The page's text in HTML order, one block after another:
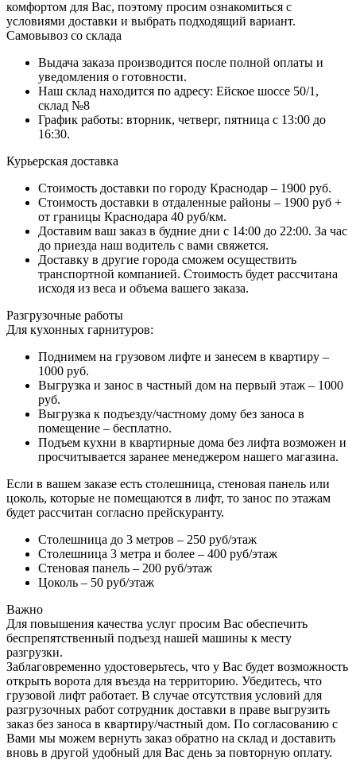
комфортом для Вас, поэтому просим ознакомиться с
условиями доставки и выбрать подходящий вариант.
Самовывоз со склада
Выдача заказа производится после полной оплаты и
уведомления о готовности.
Наш склад находится по адресу: Ейское шоссе 50/1,
склад №8
График работы: вторник, четверг, пятница с 13:00 до
16:30.
Курьерская доставка
Стоимость доставки по городу Краснодар – 1900 руб.
Стоимость доставки в отдаленные районы – 1900 руб +
от границы Краснодара 40 руб/км.
Доставим ваш заказ в будние дни с 14:00 до 22:00. За час
до приезда наш водитель с вами свяжется.
Доставку в другие города сможем осуществить
транспортной компанией. Стоимость будет рассчитана
исходя из веса и объема вашего заказа.
Разгрузочные работы
Для кухонных гарнитуров:
Поднимем на грузовом лифте и занесем в квартиру –
1000 руб.
Выгрузка и занос в частный дом на первый этаж – 1000
руб.
Выгрузка к подъезду/частному дому без заноса в
помещение – бесплатно.
Подъем кухни в квартирные дома без лифта возможен и
просчитывается заранее менеджером нашего магазина.
Если в вашем заказе есть столешница, стеновая панель или
цоколь, которые не помещаются в лифт, то занос по этажам
будет рассчитан согласно прейскуранту.
Столешница до 3 метров – 250 руб/этаж
Столешница 3 метра и более – 400 руб/этаж
Стеновая панель – 200 руб/этаж
Цоколь – 50 руб/этаж
Важно
Для повышения качества услуг просим Вас обеспечить
беспрепятственный подъезд нашей машины к месту
разгрузки.
Заблаговременно удостоверьтесь, что у Вас будет возможность
открыть ворота для въезда на территорию. Убедитесь, что
грузовой лифт работает. В случае отсутствия условий для
разгрузочных работ сотрудник доставки в праве выгрузить
заказ без заноса в квартиру/частный дом. По согласованию с
Вами мы можем вернуть заказ обратно на склад и доставить
вновь в другой удобный для Вас день за повторную оплату.